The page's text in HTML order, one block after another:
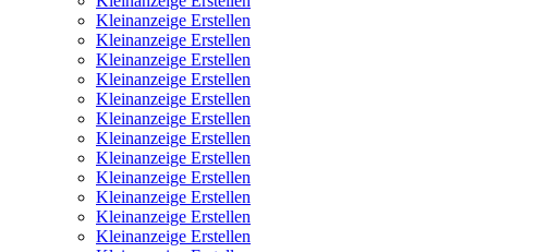
Kleinanzeige Erstellen
Kleinanzeige Erstellen
Kleinanzeige Erstellen
Kleinanzeige Erstellen
Kleinanzeige Erstellen
Kleinanzeige Erstellen
Kleinanzeige Erstellen
Kleinanzeige Erstellen
Kleinanzeige Erstellen
Kleinanzeige Erstellen
Kleinanzeige Erstellen
Kleinanzeige Erstellen